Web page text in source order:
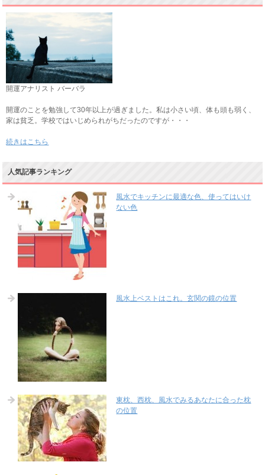
開運アナリスト バーバラ
開運のことを勉強して30年以上が過ぎました。私は小さい頃、体も頭も弱く、
家は貧乏。学校ではいじめられがちだったのですが・・・
続きはこちら
人気記事ランキング
風水でキッチンに最適な色、使ってはいけ
ない色
風水上ベストはこれ。玄関の鏡の位置
東枕、西枕、風水でみるあなたに合った枕
の位置